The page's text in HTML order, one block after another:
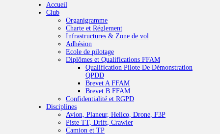
Accueil
Club
Organigramme
Charte et Réglement
Infrastructures & Zone de vol
Adhésion
Ecole de pilotage
Diplômes et Qualifications FFAM
Qualification Pilote De Démonstration
QPDD
Brevet A FFAM
Brevet B FFAM
Confidentialité et RGPD
Disciplines
Avion, Planeur, Helico, Drone, F3P
Piste TT, Drift, Crawler
Camion et TP